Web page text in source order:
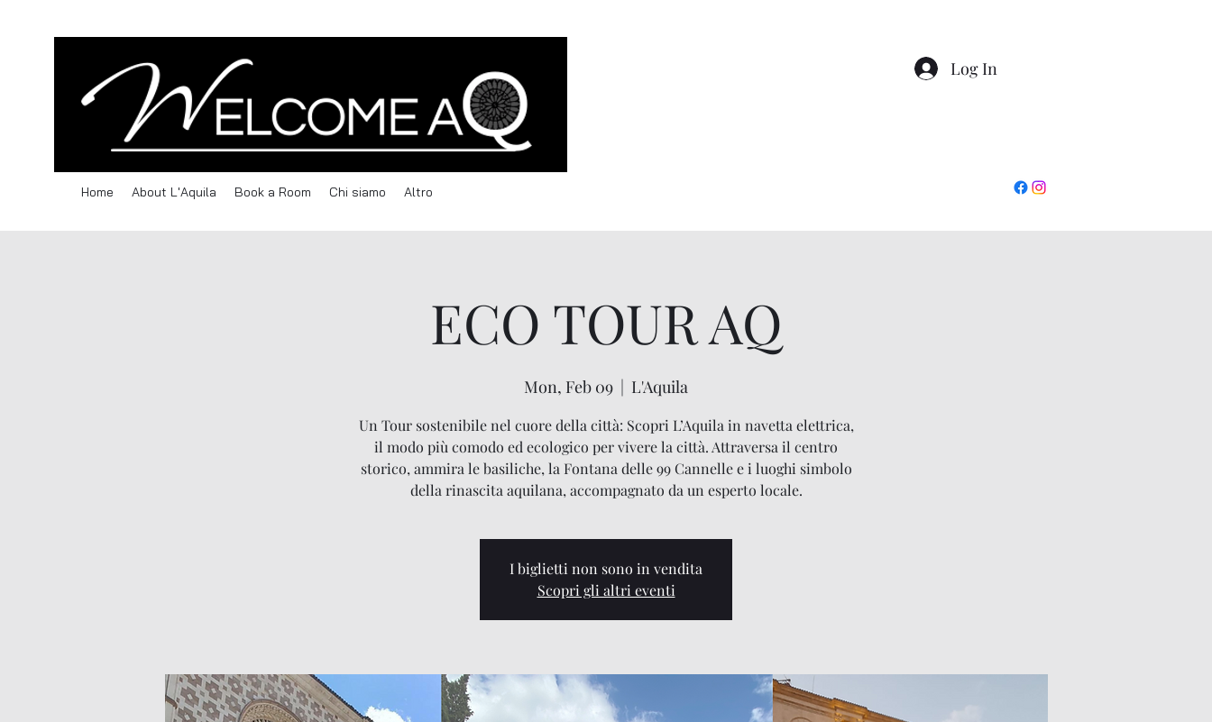
Home About L'Aquila Book a Room Chi siamo Altro
Log In
ECO TOUR AQ
Mon, Feb 09
  |
L'Aquila
Un Tour sostenibile nel cuore della città: Scopri L’Aquila in navetta elettrica,
il modo più comodo ed ecologico per vivere la città. Attraversa il centro
storico, ammira le basiliche, la Fontana delle 99 Cannelle e i luoghi simbolo
della rinascita aquilana, accompagnato da un esperto locale.
I biglietti non sono in vendita
Scopri gli altri eventi